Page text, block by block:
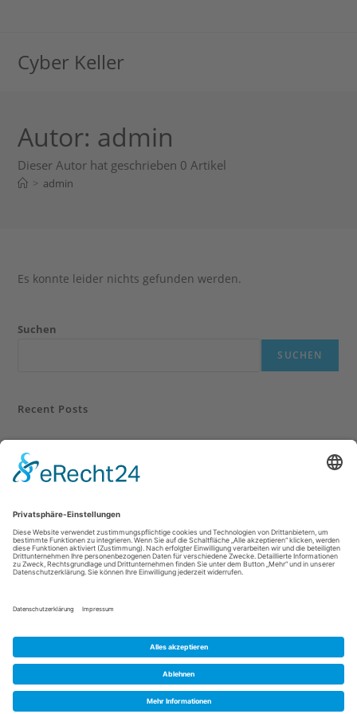
Cyber Keller
Autor: admin
Dieser Autor hat geschrieben 0 Artikel
> admin
Es konnte leider nichts gefunden werden.
Suchen
SUCHEN
Recent Posts
Recent Comments